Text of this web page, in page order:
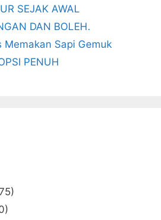
SEJAK AWAL
DAN BOLEH.
Memakan Sapi Gemuk
PENUH